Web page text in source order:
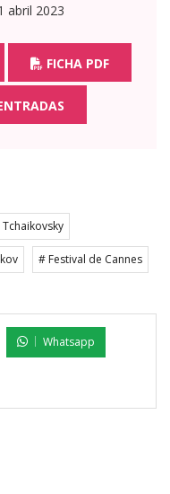
abril 2023
FICHA PDF
# Festival de Cannes
Whatsapp